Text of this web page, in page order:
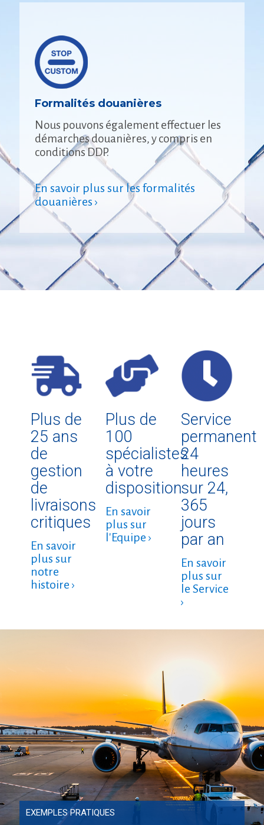
Formalités douanières
Nous pouvons également effectuer les
démarches douanières, y compris en
conditions DDP.
En savoir plus sur les formalités
douanières ›
Plus de
25 ans
de
gestion
de
livraisons
critiques
En savoir
plus sur
notre
histoire ›
Plus de
100
spécialistes
à votre
disposition
En savoir
plus sur
l'Equipe ›
Service
permanent
24
heures
sur 24,
365
jours
par an
En savoir
plus sur
le Service
›
EXEMPLES PRATIQUES